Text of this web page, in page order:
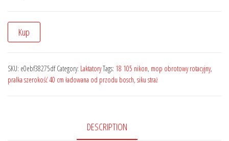
Kup
SKU: e0ebf38275df Category: LaktatoryTags: 18 105 nikon, mop obrotowy rotacyjny,
pralka szerokość 40 cm ładowana od przodu bosch, siku straż
DESCRIPTION